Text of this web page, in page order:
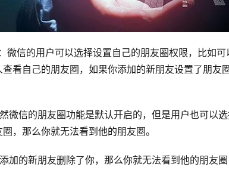
微信的用户可以选择设置自己的朋友圈权限，比如
看自己的朋友圈，如果你添加的新朋友设置了朋友
微信的朋友圈功能是默认开启的，但是用户也可以
，那么你就无法看到他的朋友圈。
加的新朋友删除了你，那么你就无法看到他的朋友